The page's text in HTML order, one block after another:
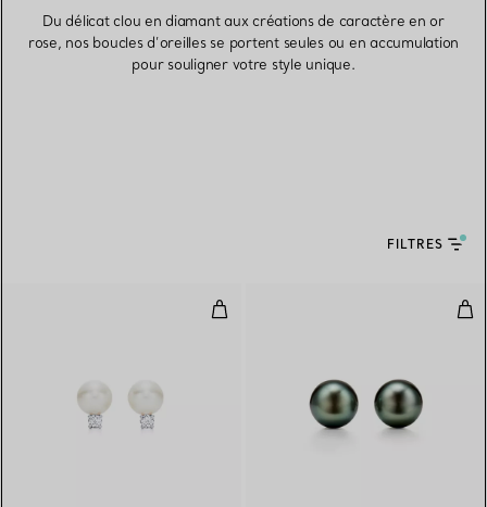
Du délicat clou en diamant aux créations de caractère en or
rose, nos boucles d’oreilles se portent seules ou en accumulation
pour souligner votre style unique.
FILTRES
Boucles d’oreilles